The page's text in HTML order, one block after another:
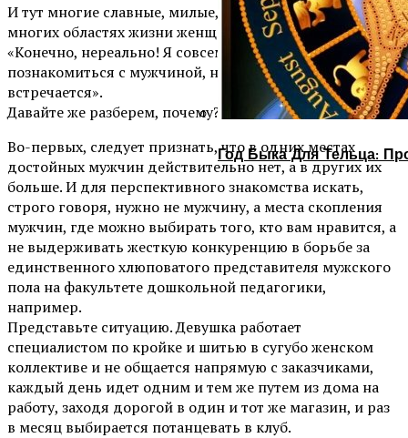
Год Быка Для Тельца:
И тут многие славные, милые, умные и успешные во
многих областях жизни женщины могут ответить:
«Конечно, нереально! Я совсем не против
познакомиться с мужчиной, но мне никто никогда не
встречается».
Давайте же разберем, почему?
Во-первых, следует признать, что в одних местах
достойных мужчин действительно нет, а в других их
больше. И для перспективного знакомства искать,
строго говоря, нужно не мужчину, а места скопления
мужчин, где можно выбирать того, кто вам нравится, а
не выдерживать жесткую конкуренцию в борьбе за
единственного хлюповатого представителя мужского
пола на факультете дошкольной педагогики,
например.
Представьте ситуацию. Девушка работает
специалистом по кройке и шитью в сугубо женском
коллективе и не общается напрямую с заказчиками,
каждый день идет одним и тем же путем из дома на
работу, заходя дорогой в один и тот же магазин, и раз
в месяц выбирается потанцевать в клуб.